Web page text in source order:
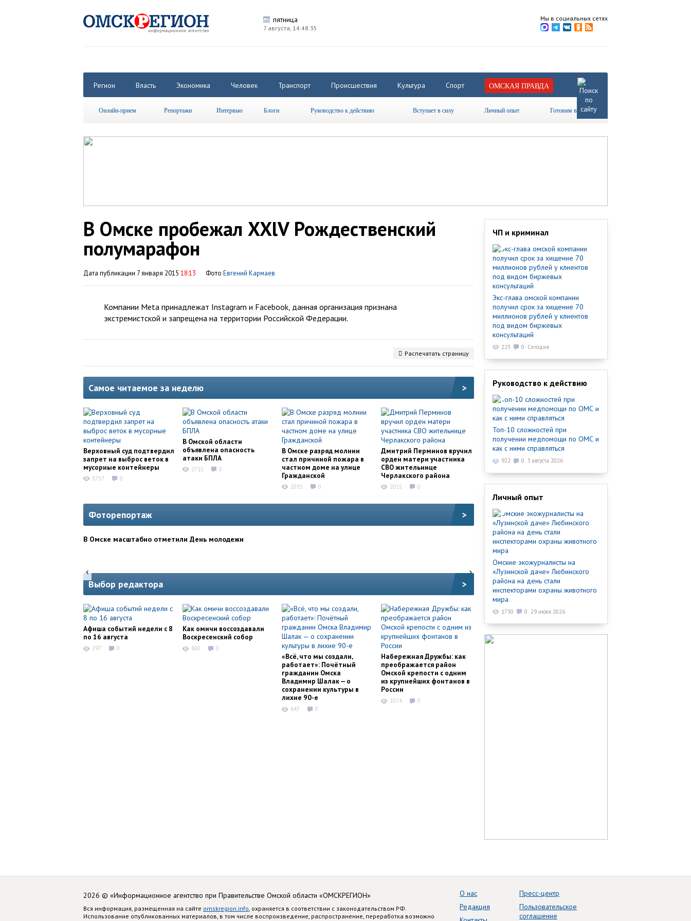
пятница
7 августа, 14:48:36
Мы в социальных сетях
Регион Власть Экономика Человек Транспорт Происшествия Культура Спорт ОМСКАЯ ПРАВДА
Онлайн-прием Репортажи Интервью Блоги Руководство к действию Вступает в силу Личный опыт Готовим вместе
В Омске пробежал XXlV Рождественский
полумарафон
Дата публикации 7 января 2015 18:13 Фото Евгений Кармаев
Компании Meta принадлежат Instagram и Facebook, данная организация признана
экстремистской и запрещена на территории Российской Федерации.
Распечатать страницу
Самое читаемое за неделю >
Верховный суд подтвердил
запрет на выброс веток в
мусорные контейнеры
3757 0
В Омской области
объявлена опасность
атаки БПЛА
2715 0
В Омске разряд молнии
стал причиной пожара в
частном доме на улице
Гражданской
2035 0
Дмитрий Перминов вручил
орден матери участника
СВО жительнице
Черлакского района
2015 0
Фоторепортаж >
В Омске масштабно отметили День молодежи
Выбор редактора >
Афиша событий недели с 8
по 16 августа
297 0
Как омичи воссоздавали
Воскресенский собор
800 0
«Всё, что мы создали,
работает»: Почётный
гражданин Омска
Владимир Шалак — о
сохранении культуры в
лихие 90-е
647 0
Набережная Дружбы: как
преображается район
Омской крепости с одним
из крупнейших фонтанов в
России
1074 0
ЧП и криминал
Экс-глава омской компании
получил срок за хищение 70
миллионов рублей у клиентов
под видом биржевых
консультаций
223 0 Сегодня
Руководство к действию
Топ-10 сложностей при
получении медпомощи по ОМС и
как с ними справляться
922 0 3 августа 2026
Личный опыт
Омские экожурналисты на
«Лузинской даче» Любинского
района на день стали
инспекторами охраны животного
мира
1730 0 29 июля 2026
2026 © «Информационное агентство при Правительстве Омской области «ОМСКРЕГИОН»
Вся информация, размещенная на сайте omskregion.info , охраняется в соответствии с законодательством РФ.
Использование опубликованных материалов, в том числе воспроизведение, распространение, переработка возможно
О нас
Редакция
Пресс-центр
Пользовательское
соглашение